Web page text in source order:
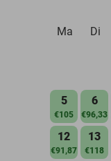
Ma
Di
5
€105
6
€96,33
12
€91,87
13
€118